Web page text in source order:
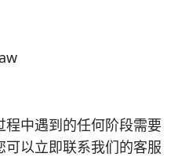
中遇到的任何阶段需要
以立即联系我们的客服